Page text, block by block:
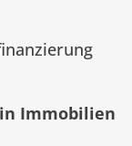
Immobilien